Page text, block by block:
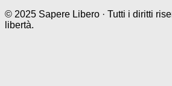
© 2025 Sapere Libero · Tutti i diritti
libertà.